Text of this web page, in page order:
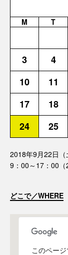
M T
3
4
10
11
17
18
24
25
2018年9月22日（
9：00～17：00（
どこで／WHERE
このペー